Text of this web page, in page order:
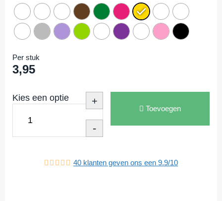
Per stuk
3,95
Kies een optie +
-
Toevoegen
40 klanten geven ons een 9.9/10